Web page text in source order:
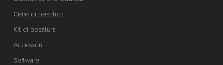
Celle di pesatura
Kit di pesatura
Accessori
Software